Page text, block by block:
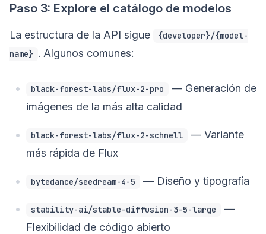
Paso 3: Explore el catálogo de modelos
La estructura de la API sigue
{developer}/{model-
name} . Algunos comunes:
black-forest-labs/flux-2-pro
— Generación de
imágenes de la más alta calidad
black-forest-labs/flux-2-schnell
— Variante
más rápida de Flux
bytedance/seedream-4-5 — Diseño y tipografía
stability-ai/stable-diffusion-3-5-large
—
Flexibilidad de código abierto